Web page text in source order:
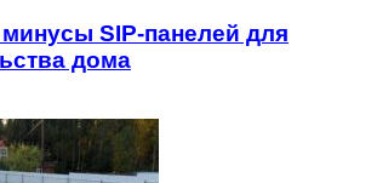
SIP-панелей для
дома